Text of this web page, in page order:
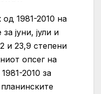
1981-2010 на
јуни, јули и
и 23,9 степени
опсег на
2010 за